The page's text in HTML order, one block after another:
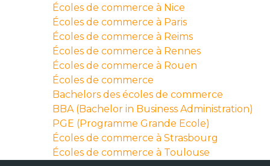
Écoles de commerce à Nice
Écoles de commerce à Paris
Écoles de commerce à Reims
Écoles de commerce à Rennes
Écoles de commerce à Rouen
Écoles de commerce
Bachelors des écoles de commerce
BBA (Bachelor in Business Administration)
PGE (Programme Grande Ecole)
Écoles de commerce à Strasbourg
Écoles de commerce à Toulouse